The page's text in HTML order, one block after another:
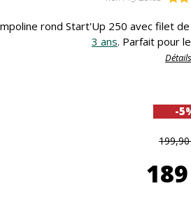
rond Start'Up 250 avec filet
3 ans. Parfait pour
Détails
-
189